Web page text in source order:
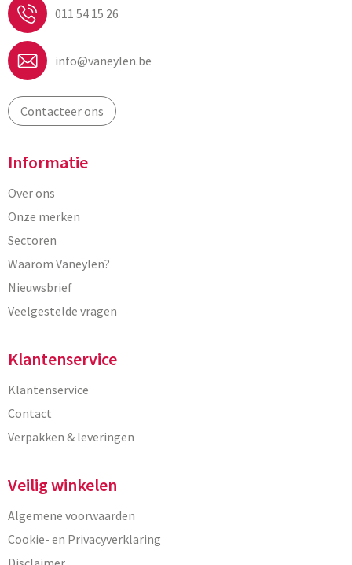
011 54 15 26
info@vaneylen.be
Contacteer ons
Informatie
Over ons
Onze merken
Sectoren
Waarom Vaneylen?
Nieuwsbrief
Veelgestelde vragen
Klantenservice
Klantenservice
Contact
Verpakken & leveringen
Veilig winkelen
Algemene voorwaarden
Cookie- en Privacyverklaring